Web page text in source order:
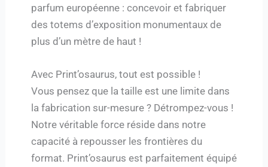
parfum européenne : concevoir et fabriquer
des totems d’exposition monumentaux de
plus d’un mètre de haut !
Avec Print’osaurus, tout est possible !
Vous pensez que la taille est une limite dans
la fabrication sur-mesure ? Détrompez-vous !
Notre véritable force réside dans notre
capacité à repousser les frontières du
format. Print’osaurus est parfaitement équipé